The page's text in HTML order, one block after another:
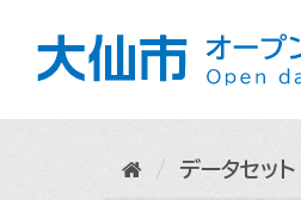
データセット